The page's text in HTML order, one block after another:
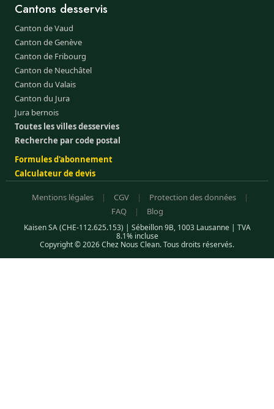
Cantons desservis
Canton de Vaud
Canton de Genève
Canton de Fribourg
Canton de Neuchâtel
Canton du Valais
Canton du Jura
Jura bernois
Toutes les villes desservies
Recherche par code postal
Formules d'abonnement
Calculateur de devis
Mentions légales | CGV | Protection des données
|
FAQ
| Blog
Kaisen SA (CHE-112.625.153) | Sébeillon 9B, 1003 Lausanne | TVA
8.1% incluse
Copyright © 2026 Chez Nous Clean. Tous droits réservés.